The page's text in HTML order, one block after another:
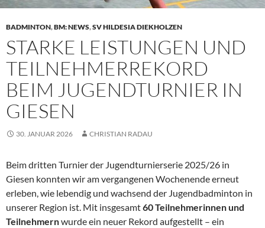
BADMINTON,BM: NEWS,SV HILDESIA DIEKHOLZEN
STARKE LEISTUNGEN UND
TEILNEHMERREKORD
BEIM JUGENDTURNIER IN
GIESEN
30. JANUAR 2026 CHRISTIAN RADAU
Beim dritten Turnier der Jugendturnierserie 2025/26 in
Giesen konnten wir am vergangenen Wochenende erneut
erleben, wie lebendig und wachsend der Jugendbadminton in
unserer Region ist. Mit insgesamt60 Teilnehmerinnen und
Teilnehmernwurde ein neuer Rekord aufgestellt – ein